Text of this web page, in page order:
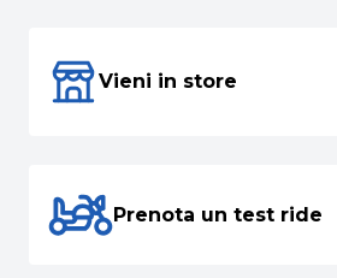
Vieni in store
Prenota un test ride